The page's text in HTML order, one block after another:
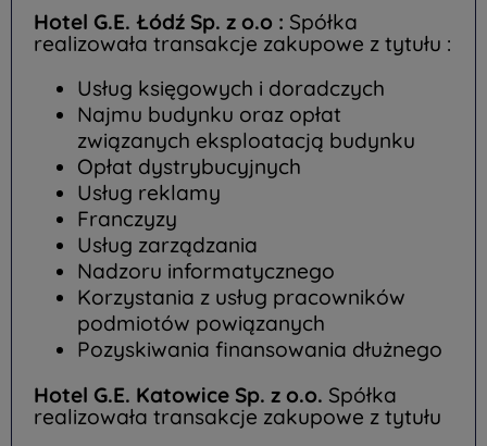
Hotel G.E. Łódź Sp. z o.o : Spółka
realizowała transakcje zakupowe z tytułu :
Usług księgowych i doradczych
Najmu budynku oraz opłat
związanych eksploatacją budynku
Opłat dystrybucyjnych
Usług reklamy
Franczyzy
Usług zarządzania
Nadzoru informatycznego
Korzystania z usług pracowników
podmiotów powiązanych
Pozyskiwania finansowania dłużnego
Hotel G.E. Katowice Sp. z o.o. Spółka
realizowała transakcje zakupowe z tytułu